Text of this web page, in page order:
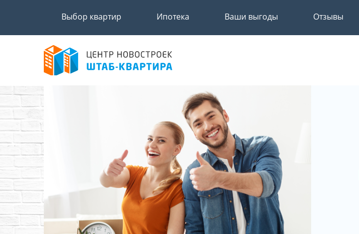
Выбор квартир Ипотека Ваши выгоды Отзывы